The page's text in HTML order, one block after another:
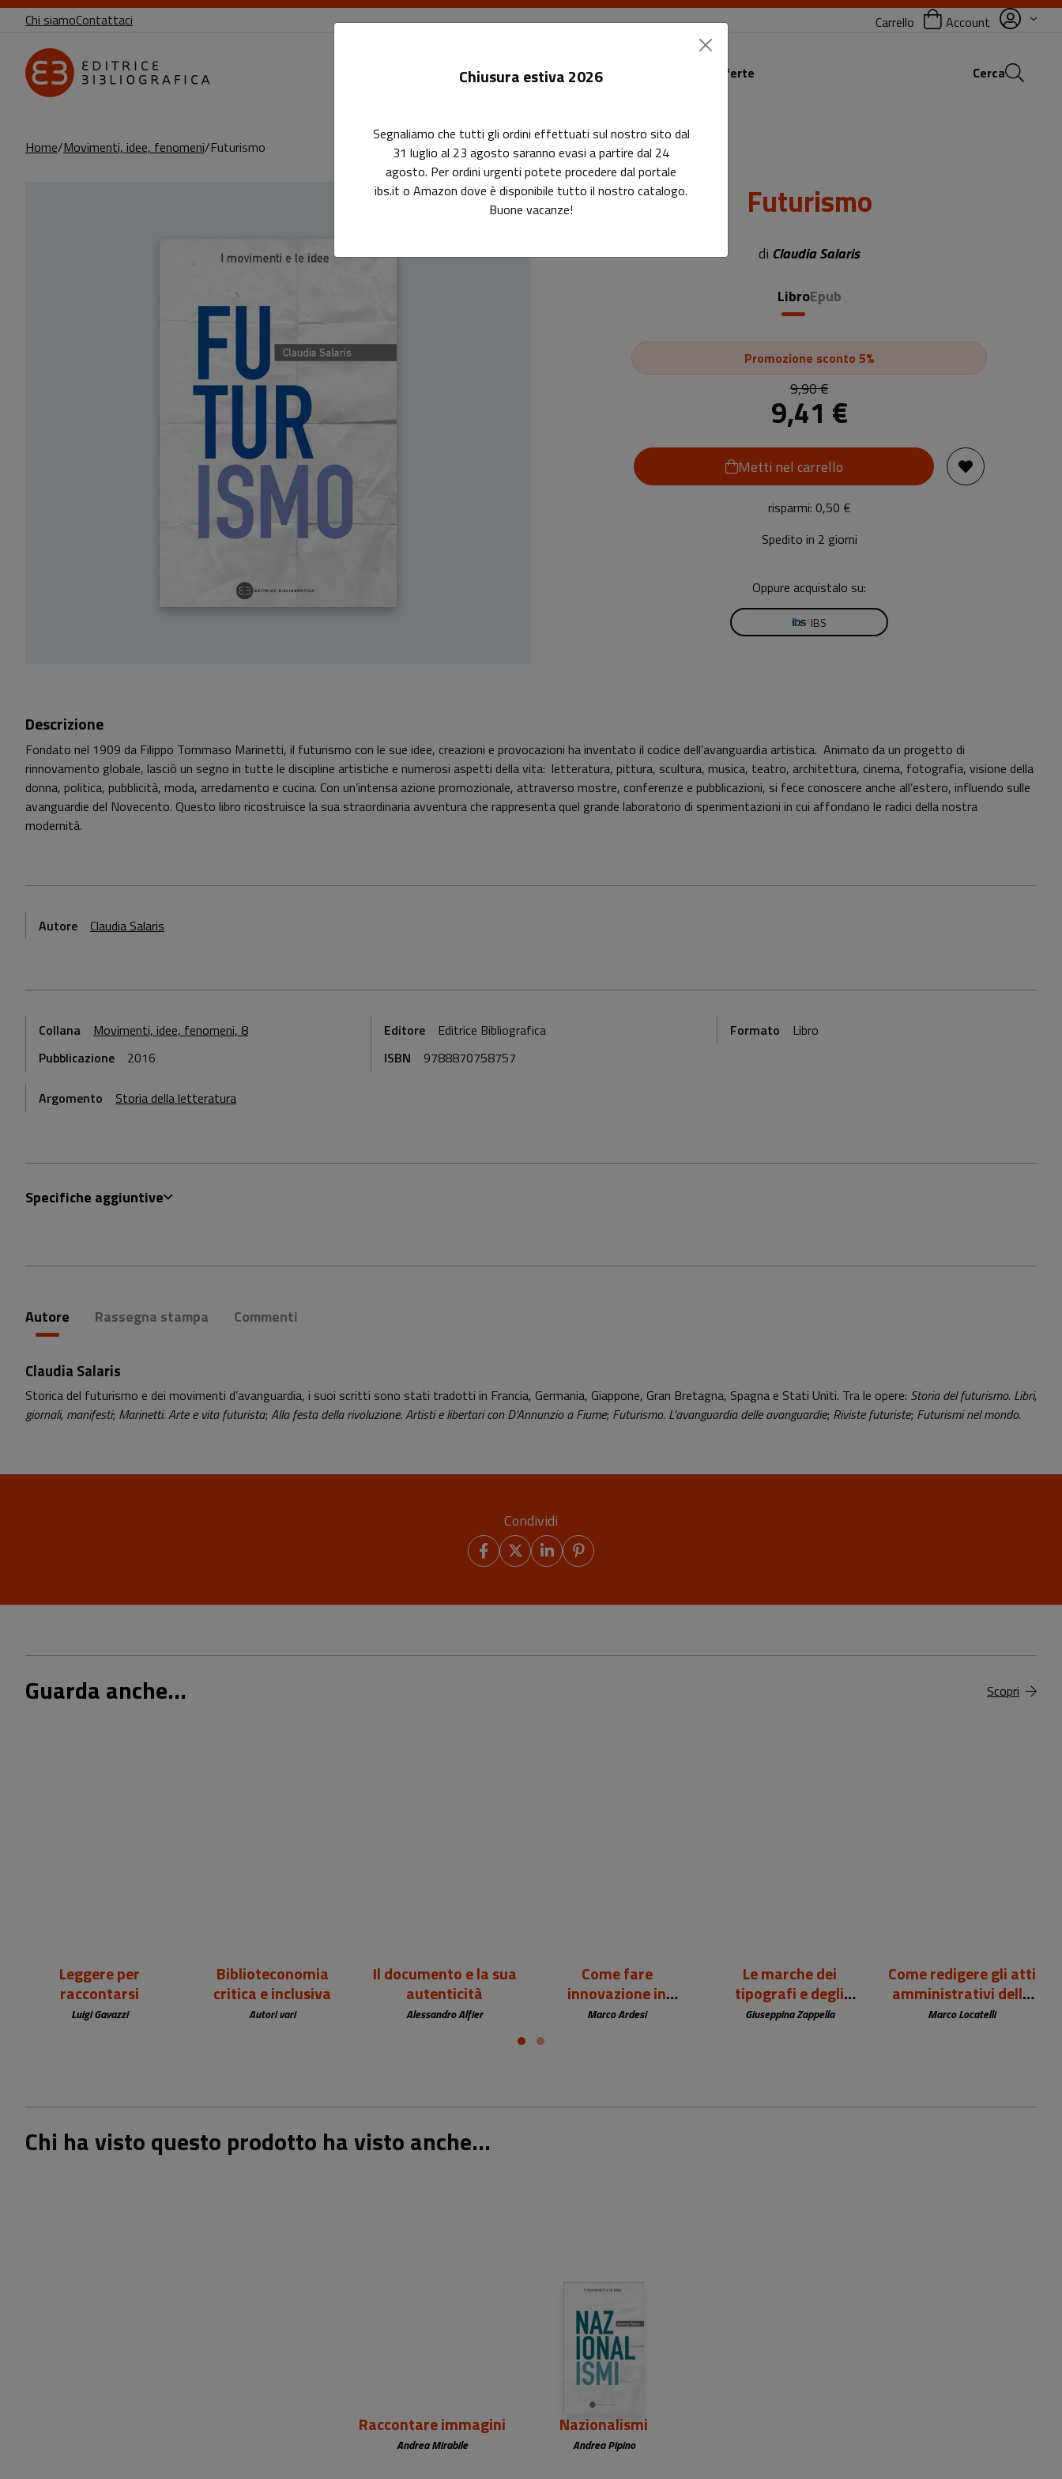
Chi siamoContattaci Carrello Account
Le riviste I corsi Le offerte Cerca
Home Movimenti, idee, fenomeni Futurismo
Futurismo
di Claudia Salaris
LibroEpub
Promozione sconto 5%
9,90 €
9,41 €
Metti nel carrello
risparmi: 0,50 €
Spedito in 2 giorni
Oppure acquistalo su:
IBS
Descrizione
Fondato nel 1909 da Filippo Tommaso Marinetti, il futurismo con le sue idee, creazioni e provocazioni ha inventato il codice dell’avanguardia artistica. Animato da un progetto di
rinnovamento globale, lasciò un segno in tutte le discipline artistiche e numerosi aspetti della vita: letteratura, pittura, scultura, musica, teatro, architettura, cinema, fotografia, visione della
donna, politica, pubblicità, moda, arredamento e cucina. Con un’intensa azione promozionale, attraverso mostre, conferenze e pubblicazioni, si fece conoscere anche all’estero, influendo sulle
avanguardie del Novecento. Questo libro ricostruisce la sua straordinaria avventura che rappresenta quel grande laboratorio di sperimentazioni in cui affondano le radici della nostra
modernità.
Autore Claudia Salaris
Collana Movimenti, idee, fenomeni, 8 Editore Editrice Bibliografica Formato
Libro
Pubblicazione
2016 ISBN 9788870758757
Argomento Storia della letteratura
Specifiche aggiuntive
Autore Rassegna stampa Commenti
Claudia Salaris
Storica del futurismo e dei movimenti d’avanguardia, i suoi scritti sono stati tradotti in Francia, Germania, Giappone, Gran Bretagna, Spagna e Stati Uniti. Tra le opere: Storia del futurismo. Libri,
giornali, manifesti; Marinetti. Arte e vita futurista; Alla festa della rivoluzione. Artisti e libertari con D'Annunzio a Fiume; Futurismo. L’avanguardia delle avanguardie; Riviste futuriste; Futurismi nel mondo.
Condividi
Guarda anche... Scopri
Leggere per
raccontarsi
Luigi Gavazzi
Biblioteconomia
critica e inclusiva
Autori vari
Il documento e la sua
autenticità
Alessandro Alfier
Come fare
innovazione in
biblioteca
Marco Ardesi
Le marche dei
tipografi e degli
editori europei (sec.
Giuseppina Zappella
Come redigere gli atti
amministrativi della
biblioteca
Marco Locatelli
Chi ha visto questo prodotto ha visto anche...
Raccontare immagini
Andrea Mirabile
9,90 €
Nazionalismi
Andrea Pipino
Chiusura estiva 2026
Segnaliamo che tutti gli ordini effettuati sul nostro sito dal
31 luglio al 23 agosto saranno evasi a partire dal 24
agosto. Per ordini urgenti potete procedere dal portale
ibs.it o Amazon dove è disponibile tutto il nostro catalogo.
Buone vacanze!